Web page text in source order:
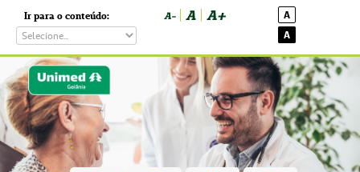
Ir para o conteúdo: A- A A+
A
A